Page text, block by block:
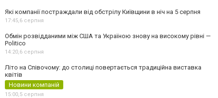
Які компанії постраждали від обстрілу Київщини в ніч на 5 серпня
17:45,6 серпня
Обмін розвідданими між США та Україною знову на високому рівні —
Politico
14:20,6 серпня
Літо на Співочому: до столиці повертається традиційна виставка
квітів
Новини компаній
15:00,5 серпня